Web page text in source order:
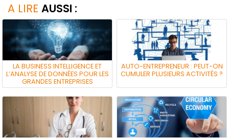
A LIRE AUSSI :
LA BUSINESS INTELLIGENCE ET
L’ANALYSE DE DONNÉES POUR LES
GRANDES ENTREPRISES
AUTO-ENTREPRENEUR : PEUT-ON
CUMULER PLUSIEURS ACTIVITÉS ?